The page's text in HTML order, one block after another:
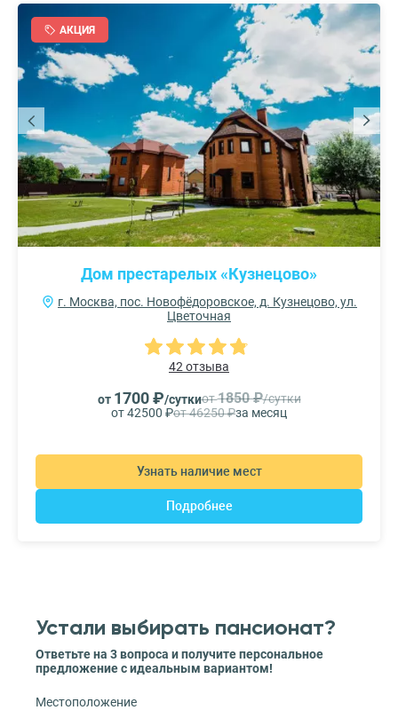
АКЦИЯ
Дом престарелых «Кузнецово»
г. Москва, пос. Новофёдоровское, д. Кузнецово, ул.
Цветочная
42 отзыва
от 1700 ₽/суткиот1850 ₽/сутки
от 42500 ₽от 46250 ₽за месяц
Узнать наличие мест
Подробнее
Устали выбирать пансионат?
Ответьте на 3 вопроса и получите персональное
предложение с идеальным вариантом!
Местоположение